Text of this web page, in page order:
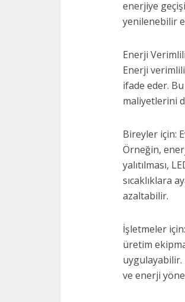
enerjiye
yenilenebilir
Enerji
Enerji
ifade eder.
maliyetlerini
Bireyler için:
Örneğin,
yalıtılması,
sıcaklıklara
azaltabilir.
İşletmeler
üretim
uygulayabilir.
ve enerji